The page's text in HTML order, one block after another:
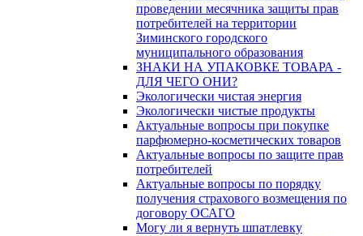
проведении месячника защиты прав
потребителей на территории
Зиминского городского
муниципального образования
ЗНАКИ НА УПАКОВКЕ ТОВАРА -
ДЛЯ ЧЕГО ОНИ?
Экологически чистая энергия
Экологически чистые продукты
Актуальные вопросы при покупке
парфюмерно-косметических товаров
Актуальные вопросы по защите прав
потребителей
Актуальные вопросы по порядку
получения страхового возмещения по
договору ОСАГО
Могу ли я вернуть шпатлевку